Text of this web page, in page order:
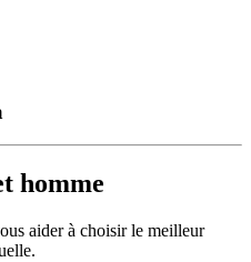
homme
aider à choisir le meilleur